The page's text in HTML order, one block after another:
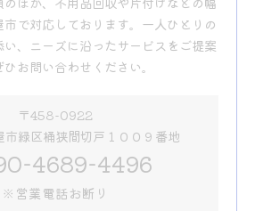
で対応しております。一人ひとりの
、ニーズに沿ったサービスをご提案
お問い合わせください。
〒458-0922
市緑区桶狭間切戸１００９番地
4689-4496
※営業電話お断り